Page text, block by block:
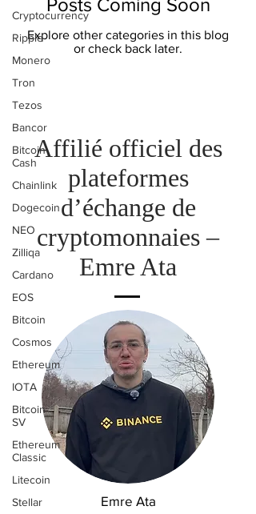
Cryptocurrency
Ripple
Monero
Tron
Tezos
Bancor
Bitcoin
Cash
Chainlink
Dogecoin
NEO
Zilliqa
Cardano
EOS
Bitcoin
Cosmos
Ethereum
IOTA
Bitcoin
SV
Ethereum
Classic
Litecoin
Stellar
Posts Coming Soon
Explore other categories in this blog
or check back later.
Affilié officiel des
plateformes
d’échange de
cryptomonnaies –
Emre Ata
Emre Ata